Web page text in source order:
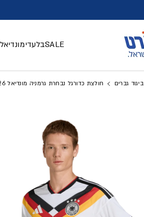
SALEבלעדימונדיאל 2026
ביגוד גברים חולצת כדורגל נבחרת גרמניה מונדיאל 2026 - גברים